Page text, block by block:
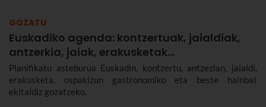
GOZATU
Euskadiko agenda: kontzertuak, jaialdiak,
antzerkia, jaiak, erakusketak…
Planifikatu asteburua Euskadin, kontzertu, antzezlan, jaialdi,
erakusketa, ospakizun gastronomiko eta beste hainbat
ekitaldiz gozatzeko.